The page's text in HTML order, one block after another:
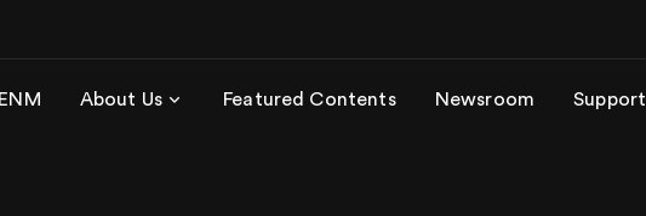
About Us Featured Contents Newsroom Support